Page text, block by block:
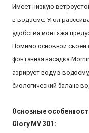
Имеет низкую
в водоеме. Угол
удобства монтажа
Помимо основной своей
фонтанная насадка
аэрирует воду в
биологический баланс
Основные
Glory MV 301: